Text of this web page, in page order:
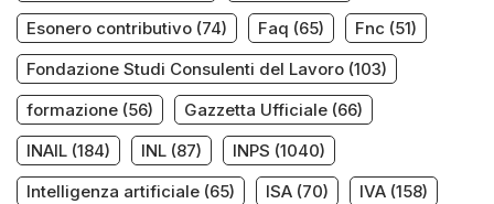
Esonero contributivo (74) Faq (65) Fnc (51)
Fondazione Studi Consulenti del Lavoro (103)
formazione (56) Gazzetta Ufficiale (66)
INAIL (184) INL (87) INPS (1040)
Intelligenza artificiale (65) ISA (70) IVA (158)